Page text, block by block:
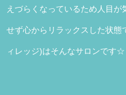
えづらくなっているため人目
せず心からリラックスした状
ィレッジ)はそんなサロンです☆